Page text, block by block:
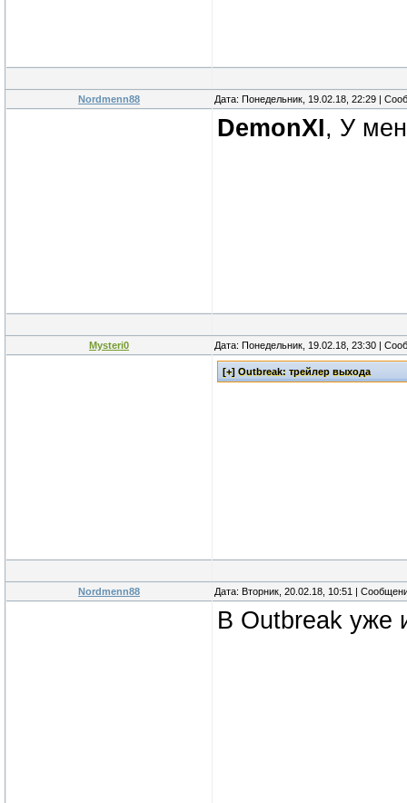
Nordmenn88 Дата: Понедельник, 19.02.18, 22:29 |
DemonXI, У
Mysteri0 Дата: Понедельник, 19.02.18, 23:30 |
Nordmenn88 Дата: Вторник, 20.02.18, 10:51 |
В Outbreak уже